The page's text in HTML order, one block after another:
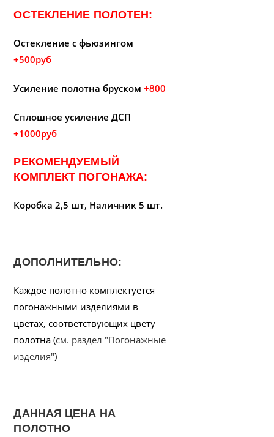
ОСТЕКЛЕНИЕ ПОЛОТЕН:
Остекление с фьюзингом
+500руб
Усиление полотна бруском+800
Сплошное усиление ДСП
+1000руб
РЕКОМЕНДУЕМЫЙ
КОМПЛЕКТ ПОГОНАЖА:
Коробка 2,5 шт, Наличник 5 шт.
ДОПОЛНИТЕЛЬНО:
Каждое полотно комплектуется
погонажными изделиями в
цветах, соответствующих цвету
полотна (см. раздел "Погонажные
изделия")
ДАННАЯ ЦЕНА НА
ПОЛОТНО